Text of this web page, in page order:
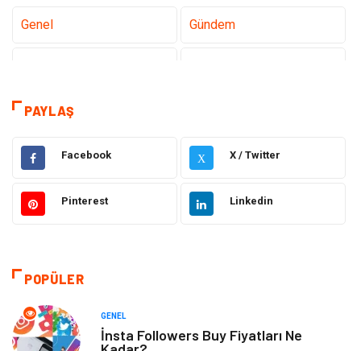
Genel Gündem
Teknoloji & İnternet
Elektrik & Elektronik Eğitim
Gıda Estetik ve Güzellik
Otomotiv
Giyim
PAYLAŞ
Facebook X X / Twitter
Pinterest Linkedin
POPÜLER
GENEL
İnsta Followers Buy Fiyatları Ne